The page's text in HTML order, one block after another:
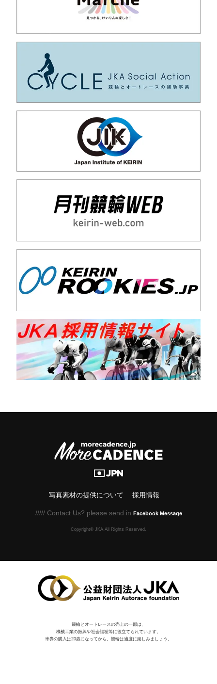
写真素材の提供について 採用情報
///// Contact Us? please send in Facebook Message
Copyright© JKA.All Rights Reserved.
競輪とオートレースの売上の一部は、
機械⼯業の振興や社会福祉等に役⽴てられています。
車券の購入は20歳になってから。競輪は適度に楽しみましょう。